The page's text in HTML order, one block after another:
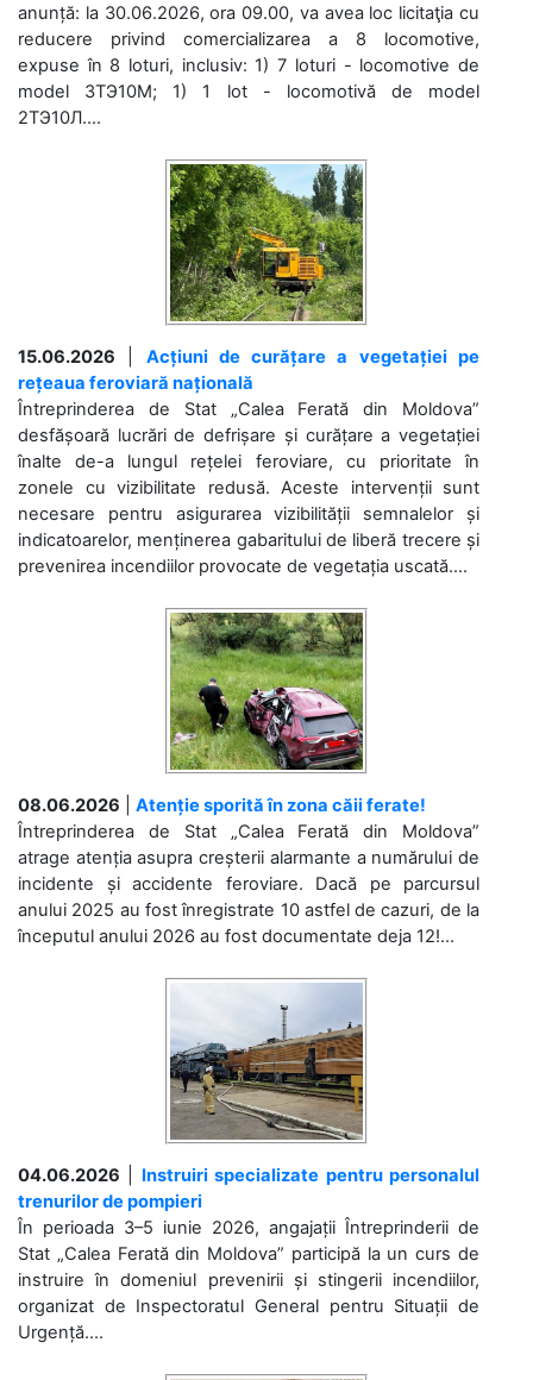
anunță: la 30.06.2026, ora 09.00, va avea loc licitaţia cu
reducere privind comercializarea a 8 locomotive,
expuse în 8 loturi, inclusiv: 1) 7 loturi - locomotive de
model 3ТЭ10М; 1) 1 lot - locomotivă de model
2ТЭ10Л....
15.06.2026
Acțiuni de curățare a vegetației pe
rețeaua feroviară națională
Întreprinderea de Stat „Calea Ferată din Moldova”
desfășoară lucrări de defrișare și curățare a vegetației
înalte de-a lungul rețelei feroviare, cu prioritate în
zonele cu vizibilitate redusă. Aceste intervenții sunt
necesare pentru asigurarea vizibilității semnalelor și
indicatoarelor, menținerea gabaritului de liberă trecere și
prevenirea incendiilor provocate de vegetația uscată....
08.06.2026
Atenție sporită în zona căii ferate!
Întreprinderea de Stat „Calea Ferată din Moldova”
atrage atenția asupra creșterii alarmante a numărului de
incidente și accidente feroviare. Dacă pe parcursul
anului 2025 au fost înregistrate 10 astfel de cazuri, de la
începutul anului 2026 au fost documentate deja 12!...
04.06.2026
Instruiri specializate pentru personalul
trenurilor de pompieri
În perioada 3–5 iunie 2026, angajații Întreprinderii de
Stat „Calea Ferată din Moldova” participă la un curs de
instruire în domeniul prevenirii și stingerii incendiilor,
organizat de Inspectoratul General pentru Situații de
Urgență....